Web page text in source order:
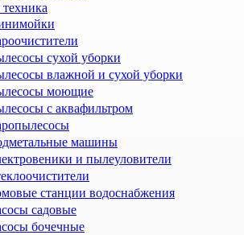
сухой уборки
влажной и сухой уборки
моющие
с аквафильтром
машины
и пылеуловители
станции водоснабжения
садовые
бочечные